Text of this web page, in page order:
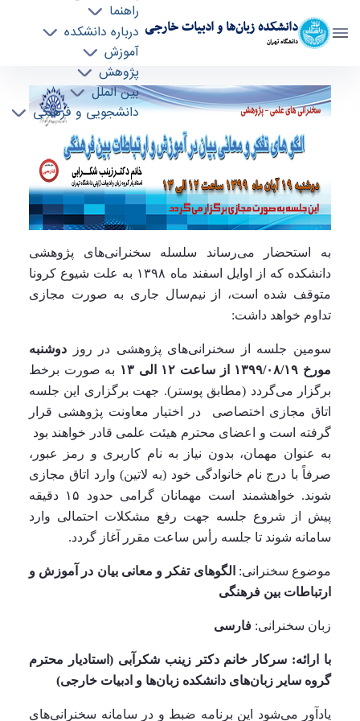
دانشکده زبان‌ها و ادبیات خارجی
دانشگاه تهران
راهنما
درباره دانشکده
آموزش
پژوهش
بین الملل
دانشجویی و فرهنگی
برگزاری سومین سخنرانی پژوهشی مجازی در
به استحضار می‌رساند سلسله سخنرانی‌های پژوهشی
دانشکده که از اوایل اسفند ماه
به علت شیوع کرونا
متوقف شده است، از نیم‌سال جاری به صورت مجازی
تداوم خواهد داشت:
سومین جلسه از سخنرانی‌های پژوهشی در روز
دوشنبه
مورخ
از ساعت ۱۲ الی ۱۳
به صورت برخط
برگزار می‌گردد (مطابق پوستر). جهت برگزاری این جلسه
اتاق مجازی اختصاصی در اختیار معاونت پژوهشی قرار
گرفته است و اعضای محترم هیئت علمی قادر خواهند بود
به عنوان مهمان، بدون نیاز به نام کاربری و رمز عبور،
صرفاً با درج نام خانوادگی خود (به لاتین) وارد اتاق مجازی
شوند. خواهشمند است مهمانان گرامی حدود ۱۵ دقیقه
پیش از شروع جلسه جهت رفع مشکلات احتمالی وارد
سامانه شوند تا جلسه رأس ساعت مقرر آغاز گردد.
موضوع سخنرانی: الگوهای تفکر و معانی بیان در آموزش و
ارتباطات بین فرهنگی
زبان سخنرانی: فارسی
با ارائه: سرکار خانم دکتر زینب شکرآبی (استادیار محترم
گروه سایر زبان‌های دانشکده زبان‌ها و ادبیات خارجی)
یادآور می‌شود این برنامه ضبط و در سامانه سخنرانی‌های